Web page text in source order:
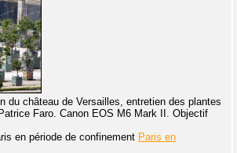
du château de Versailles, entretien des plantes
Faro. Canon EOS M6 Mark II. Objectif
en période de confinement Paris en